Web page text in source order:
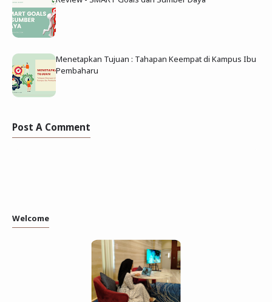
Menetapkan Tujuan : Tahapan Keempat di Kampus Ibu
Pembaharu
Post A Comment
Welcome